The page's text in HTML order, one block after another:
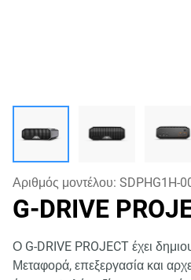
Αριθμός μοντέλου: SDPHG1H-
G-DRIVE
Ο G-DRIVE PROJECT έχει
Μεταφορά, επεξεργασία και